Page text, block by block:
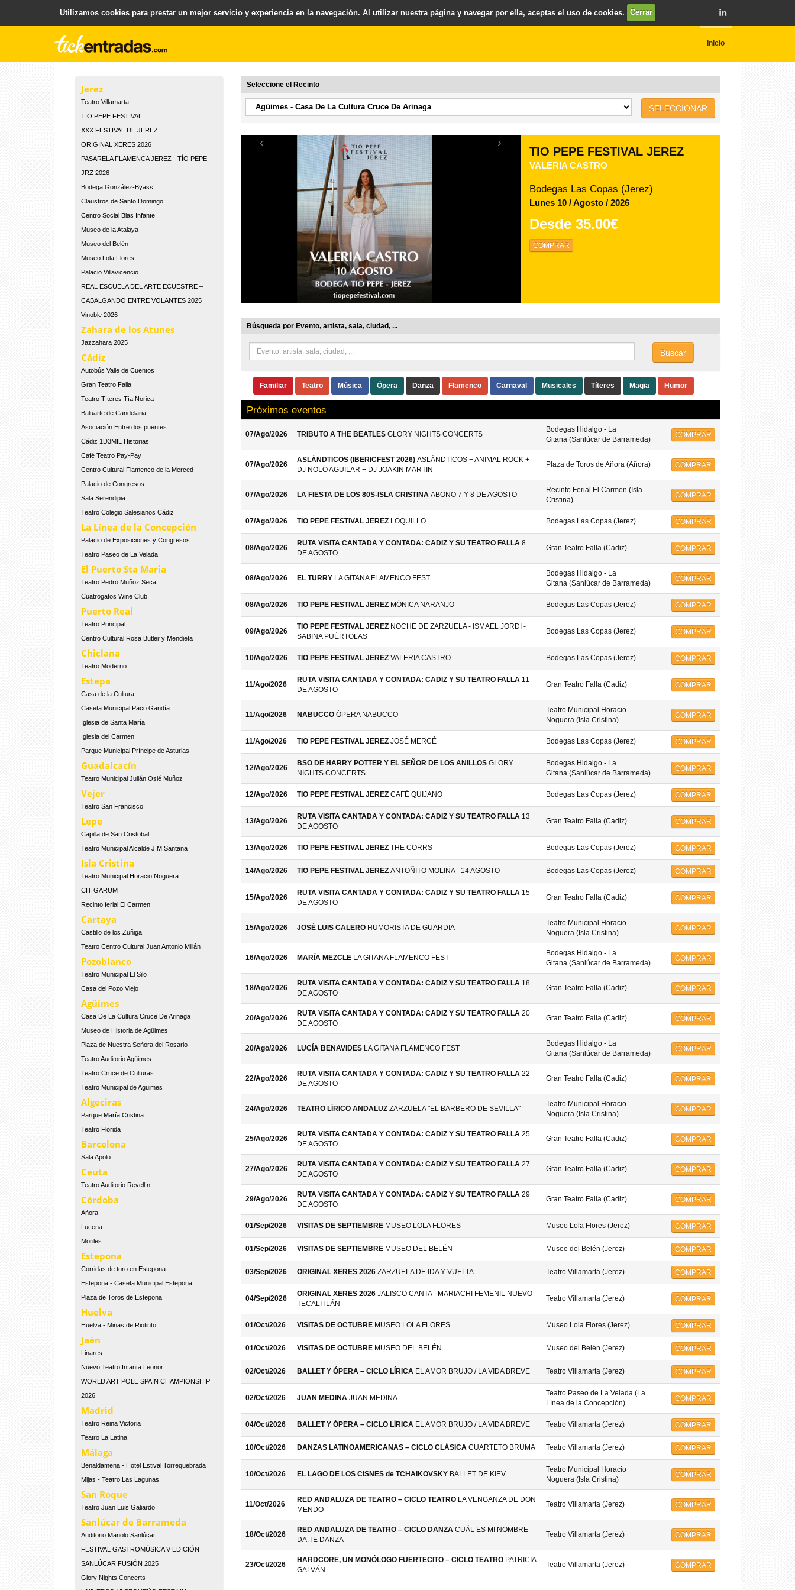
Plataforma para la Venta y Gestion de Entradas .
Inicio
Jerez
Teatro Villamarta
TIO PEPE FESTIVAL
XXX FESTIVAL DE JEREZ
ORIGINAL XERES 2026
PASARELA FLAMENCA JEREZ - TÍO PEPE
JRZ 2026
Bodega González-Byass
Claustros de Santo Domingo
Centro Social Blas Infante
Museo de la Atalaya
Museo del Belén
Museo Lola Flores
Palacio Villavicencio
REAL ESCUELA DEL ARTE ECUESTRE –
CABALGANDO ENTRE VOLANTES 2025
Vinoble 2026
Zahara de los Atunes
Jazzahara 2025
Cádiz
Autobús Valle de Cuentos
Gran Teatro Falla
Teatro Títeres Tía Norica
Baluarte de Candelaria
Asociación Entre dos puentes
Cádiz 1D3MIL Historias
Café Teatro Pay-Pay
Centro Cultural Flamenco de la Merced
Palacio de Congresos
Sala Serendipia
Teatro Colegio Salesianos Cádiz
La Línea de la Concepción
Palacio de Exposiciones y Congresos
Teatro Paseo de La Velada
El Puerto Sta Maria
Teatro Pedro Muñoz Seca
Cuatrogatos Wine Club
Puerto Real
Teatro Principal
Centro Cultural Rosa Butler y Mendieta
Chiclana
Teatro Moderno
Estepa
Casa de la Cultura
Caseta Municipal Paco Gandía
Iglesia de Santa María
Iglesia del Carmen
Parque Municipal Príncipe de Asturias
Guadalcacín
Teatro Municipal Julián Oslé Muñoz
Vejer
Teatro San Francisco
Lepe
Capilla de San Cristobal
Teatro Municipal Alcalde J.M.Santana
Isla Cristina
Teatro Municipal Horacio Noguera
CIT GARUM
Recinto ferial El Carmen
Cartaya
Castillo de los Zuñiga
Teatro Centro Cultural Juan Antonio Millán
Pozoblanco
Teatro Municipal El Silo
Casa del Pozo Viejo
Agüimes
Casa De La Cultura Cruce De Arinaga
Museo de Historia de Agüimes
Plaza de Nuestra Señora del Rosario
Teatro Auditorio Agüimes
Teatro Cruce de Culturas
Teatro Municipal de Agüimes
Algeciras
Parque María Cristina
Teatro Florida
Barcelona
Sala Apolo
Ceuta
Teatro Auditorio Revellín
Córdoba
Añora
Lucena
Moriles
Estepona
Corridas de toro en Estepona
Estepona - Caseta Municipal Estepona
Plaza de Toros de Estepona
Huelva
Huelva - Minas de Riotinto
Jaén
Linares
Nuevo Teatro Infanta Leonor
WORLD ART POLE SPAIN CHAMPIONSHIP
2026
Madrid
Teatro Reina Victoria
Teatro La Latina
Málaga
Benaldamena - Hotel Estival Torrequebrada
Mijas - Teatro Las Lagunas
San Roque
Teatro Juan Luis Galiardo
Sanlúcar de Barrameda
Auditorio Manolo Sanlúcar
FESTIVAL GASTROMÚSICA V EDICIÓN
SANLÚCAR FUSIÓN 2025
Glory Nights Concerts
Seleccione el Recinto
SELECCIONAR
‹ ›
Los Viernes Flamenco -
Claustros de Santo Domingo
FLAMENCAS DE JEREZ
Claustros de Santo Domingo (Jerez)
Viernes 14 / Agosto / 2026
Desde
Búsqueda por Evento, artista, sala, ciudad, ...
Buscar
Familiar Teatro Música Ópera Danza Flamenco Carnaval Musicales Títeres Magia Humor
Próximos eventos
07/Ago/2026 TRIBUTO A THE BEATLES GLORY NIGHTS CONCERTS
Bodegas Hidalgo - La
Gitana (Sanlúcar de Barrameda)
COMPRAR
07/Ago/2026
ASLÁNDTICOS (IBERICFEST 2026) ASLÁNDTICOS + ANIMAL ROCK +
DJ NOLO AGUILAR + DJ JOAKIN MARTIN
Plaza de Toros de Añora (Añora) COMPRAR
07/Ago/2026 LA FIESTA DE LOS 80S-ISLA CRISTINA ABONO 7 Y 8 DE AGOSTO
Recinto Ferial El Carmen (Isla
Cristina)
COMPRAR
07/Ago/2026 TIO PEPE FESTIVAL JEREZ LOQUILLO Bodegas Las Copas (Jerez) COMPRAR
08/Ago/2026
RUTA VISITA CANTADA Y CONTADA: CADIZ Y SU TEATRO FALLA 8
DE AGOSTO
Gran Teatro Falla (Cadiz) COMPRAR
08/Ago/2026 EL TURRY LA GITANA FLAMENCO FEST
Bodegas Hidalgo - La
Gitana (Sanlúcar de Barrameda)
COMPRAR
08/Ago/2026 TIO PEPE FESTIVAL JEREZ MÓNICA NARANJO Bodegas Las Copas (Jerez) COMPRAR
09/Ago/2026
TIO PEPE FESTIVAL JEREZ NOCHE DE ZARZUELA - ISMAEL JORDI -
SABINA PUÉRTOLAS
Bodegas Las Copas (Jerez) COMPRAR
10/Ago/2026 TIO PEPE FESTIVAL JEREZ VALERIA CASTRO Bodegas Las Copas (Jerez) COMPRAR
11/Ago/2026
RUTA VISITA CANTADA Y CONTADA: CADIZ Y SU TEATRO FALLA 11
DE AGOSTO
Gran Teatro Falla (Cadiz) COMPRAR
11/Ago/2026 NABUCCO ÓPERA NABUCCO
Teatro Municipal Horacio
Noguera (Isla Cristina)
COMPRAR
11/Ago/2026 TIO PEPE FESTIVAL JEREZ JOSÉ MERCÉ Bodegas Las Copas (Jerez) COMPRAR
12/Ago/2026
BSO DE HARRY POTTER Y EL SEÑOR DE LOS ANILLOS GLORY
NIGHTS CONCERTS
Bodegas Hidalgo - La
Gitana (Sanlúcar de Barrameda)
COMPRAR
12/Ago/2026 TIO PEPE FESTIVAL JEREZ CAFÉ QUIJANO Bodegas Las Copas (Jerez) COMPRAR
13/Ago/2026
RUTA VISITA CANTADA Y CONTADA: CADIZ Y SU TEATRO FALLA 13
DE AGOSTO
Gran Teatro Falla (Cadiz) COMPRAR
13/Ago/2026 TIO PEPE FESTIVAL JEREZ THE CORRS Bodegas Las Copas (Jerez) COMPRAR
14/Ago/2026 TIO PEPE FESTIVAL JEREZ ANTOÑITO MOLINA - 14 AGOSTO Bodegas Las Copas (Jerez) COMPRAR
15/Ago/2026
RUTA VISITA CANTADA Y CONTADA: CADIZ Y SU TEATRO FALLA 15
DE AGOSTO
Gran Teatro Falla (Cadiz) COMPRAR
15/Ago/2026 JOSÉ LUIS CALERO HUMORISTA DE GUARDIA
Teatro Municipal Horacio
Noguera (Isla Cristina)
COMPRAR
16/Ago/2026 MARÍA MEZCLE LA GITANA FLAMENCO FEST
Bodegas Hidalgo - La
Gitana (Sanlúcar de Barrameda)
COMPRAR
18/Ago/2026
RUTA VISITA CANTADA Y CONTADA: CADIZ Y SU TEATRO FALLA 18
DE AGOSTO
Gran Teatro Falla (Cadiz) COMPRAR
20/Ago/2026
RUTA VISITA CANTADA Y CONTADA: CADIZ Y SU TEATRO FALLA 20
DE AGOSTO
Gran Teatro Falla (Cadiz) COMPRAR
20/Ago/2026 LUCÍA BENAVIDES LA GITANA FLAMENCO FEST
Bodegas Hidalgo - La
Gitana (Sanlúcar de Barrameda)
COMPRAR
22/Ago/2026
RUTA VISITA CANTADA Y CONTADA: CADIZ Y SU TEATRO FALLA 22
DE AGOSTO
Gran Teatro Falla (Cadiz) COMPRAR
24/Ago/2026 TEATRO LÍRICO ANDALUZ ZARZUELA "EL BARBERO DE SEVILLA"
Teatro Municipal Horacio
Noguera (Isla Cristina)
COMPRAR
25/Ago/2026
RUTA VISITA CANTADA Y CONTADA: CADIZ Y SU TEATRO FALLA 25
DE AGOSTO
Gran Teatro Falla (Cadiz) COMPRAR
27/Ago/2026
RUTA VISITA CANTADA Y CONTADA: CADIZ Y SU TEATRO FALLA 27
DE AGOSTO
Gran Teatro Falla (Cadiz) COMPRAR
29/Ago/2026
RUTA VISITA CANTADA Y CONTADA: CADIZ Y SU TEATRO FALLA 29
DE AGOSTO
Gran Teatro Falla (Cadiz) COMPRAR
01/Sep/2026 VISITAS DE SEPTIEMBRE MUSEO LOLA FLORES Museo Lola Flores (Jerez) COMPRAR
01/Sep/2026 VISITAS DE SEPTIEMBRE MUSEO DEL BELÉN Museo del Belén (Jerez) COMPRAR
03/Sep/2026 ORIGINAL XERES 2026 ZARZUELA DE IDA Y VUELTA Teatro Villamarta (Jerez) COMPRAR
04/Sep/2026
ORIGINAL XERES 2026 JALISCO CANTA - MARIACHI FEMENIL NUEVO
TECALITLÁN
Teatro Villamarta (Jerez) COMPRAR
01/Oct/2026 VISITAS DE OCTUBRE MUSEO LOLA FLORES Museo Lola Flores (Jerez) COMPRAR
01/Oct/2026 VISITAS DE OCTUBRE MUSEO DEL BELÉN Museo del Belén (Jerez) COMPRAR
02/Oct/2026 BALLET Y ÓPERA – CICLO LÍRICA EL AMOR BRUJO / LA VIDA BREVE Teatro Villamarta (Jerez) COMPRAR
02/Oct/2026 JUAN MEDINA JUAN MEDINA
Teatro Paseo de La Velada (La
Línea de la Concepción)
COMPRAR
04/Oct/2026 BALLET Y ÓPERA – CICLO LÍRICA EL AMOR BRUJO / LA VIDA BREVE Teatro Villamarta (Jerez) COMPRAR
10/Oct/2026 DANZAS LATINOAMERICANAS – CICLO CLÁSICA CUARTETO BRUMA Teatro Villamarta (Jerez) COMPRAR
10/Oct/2026 EL LAGO DE LOS CISNES de TCHAIKOVSKY BALLET DE KIEV
Teatro Municipal Horacio
Noguera (Isla Cristina)
COMPRAR
11/Oct/2026
RED ANDALUZA DE TEATRO – CICLO TEATRO LA VENGANZA DE DON
MENDO
Teatro Villamarta (Jerez) COMPRAR
18/Oct/2026
RED ANDALUZA DE TEATRO – CICLO DANZA CUÁL ES MI NOMBRE –
DA.TE DANZA
Teatro Villamarta (Jerez) COMPRAR
23/Oct/2026
HARDCORE, UN MONÓLOGO FUERTECITO – CICLO TEATRO PATRICIA
GALVÁN
Teatro Villamarta (Jerez) COMPRAR
Utilizamos cookies para prestar un mejor servicio y experiencia en la navegación. Al utilizar nuestra página y navegar por ella, aceptas el uso de cookies. Cerrar